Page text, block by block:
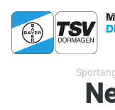
TSV
Bayer